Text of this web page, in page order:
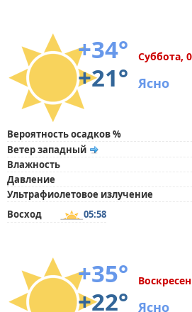
+34°
+21°
Суббота,
Ясно
Вероятность осадков %
Ветер западный
Влажность
Давление
Ультрафиолетовое излучение
Восход
05:58
+35°
+22°
Ясно